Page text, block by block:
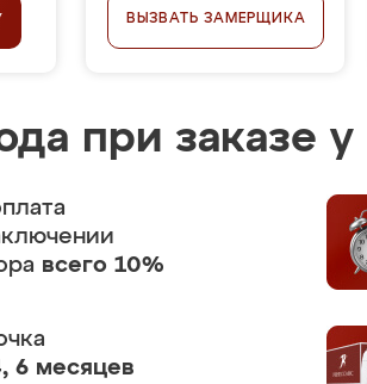
ВЫЗВАТЬ ЗАМЕРЩИКА
при заказе у
всего 10%
6 месяцев